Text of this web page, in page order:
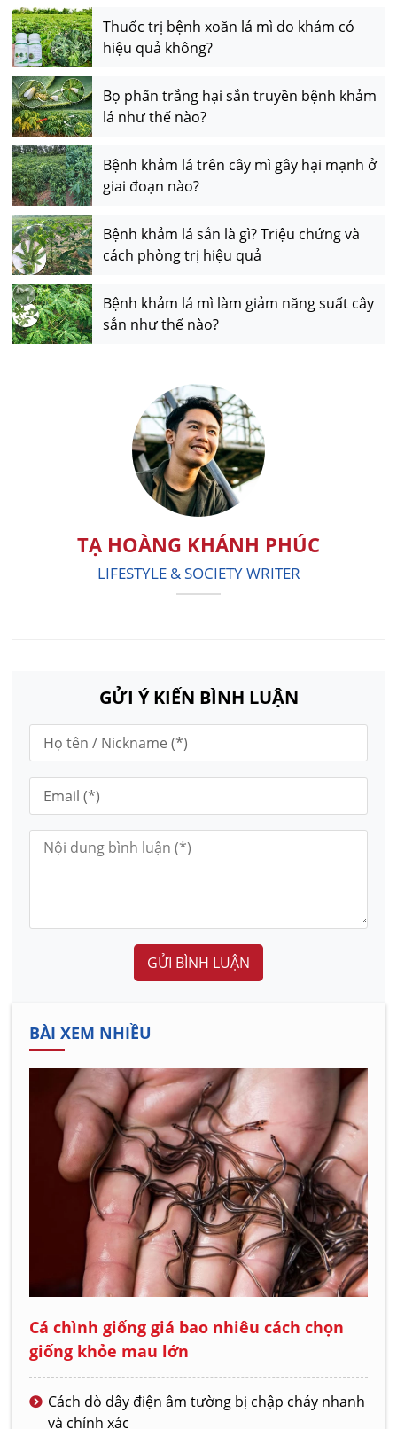
Thuốc trị bệnh xoăn lá mì do khảm có
hiệu quả không?
Bọ phấn trắng hại sắn truyền bệnh khảm
lá như thế nào?
Bệnh khảm lá trên cây mì gây hại mạnh ở
giai đoạn nào?
Bệnh khảm lá sắn là gì? Triệu chứng và
cách phòng trị hiệu quả
Bệnh khảm lá mì làm giảm năng suất cây
sắn như thế nào?
TẠ HOÀNG KHÁNH PHÚC
LIFESTYLE & SOCIETY WRITER
GỬI Ý KIẾN BÌNH LUẬN
GỬI BÌNH LUẬN
BÀI XEM NHIỀU
Cá chình giống giá bao nhiêu cách chọn
giống khỏe mau lớn
Cách dò dây điện âm tường bị chập cháy nhanh
và chính xác